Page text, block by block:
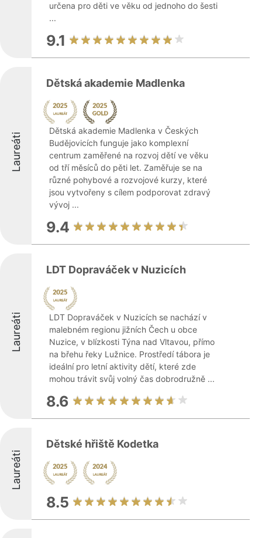
určena pro děti ve věku od jednoho do šesti
...
9.1
Laureáti
Dětská akademie Madlenka
Dětská akademie Madlenka v Českých
Budějovicích funguje jako komplexní
centrum zaměřené na rozvoj dětí ve věku
od tří měsíců do pěti let. Zaměřuje se na
různé pohybové a rozvojové kurzy, které
jsou vytvořeny s cílem podporovat zdravý
vývoj ...
9.4
Laureáti
LDT Dopraváček v Nuzicích
LDT Dopraváček v Nuzicích se nachází v
malebném regionu jižních Čech u obce
Nuzice, v blízkosti Týna nad Vltavou, přímo
na břehu řeky Lužnice. Prostředí tábora je
ideální pro letní aktivity dětí, které zde
mohou trávit svůj volný čas dobrodružně ...
8.6
Laureáti
Dětské hřiště Kodetka
8.5